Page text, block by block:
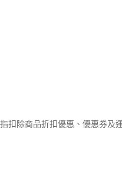
扣除商品折扣優惠、優惠券及